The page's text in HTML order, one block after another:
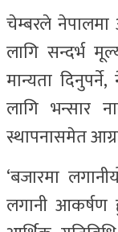
चेम्बरले
लागि सन्दर्भ
मान्यता दिनुपर्ने,
लागि भन्सार
स्थापनासमेत
‘बजारमा
लगानी